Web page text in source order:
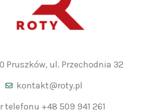
Pruszków, ul. Przechodnia 32
kontakt@roty.pl
telefonu +48 509 941 261